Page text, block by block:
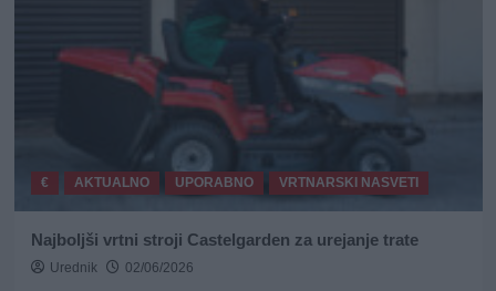
€ AKTUALNO UPORABNO VRTNARSKI NASVETI
Najboljši vrtni stroji Castelgarden za urejanje trate
Urednik 02/06/2026